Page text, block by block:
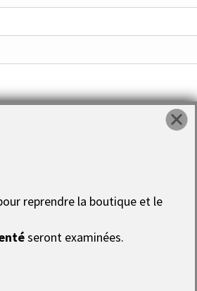
porte bien son
reprendre la boutique et le
seront examinées.